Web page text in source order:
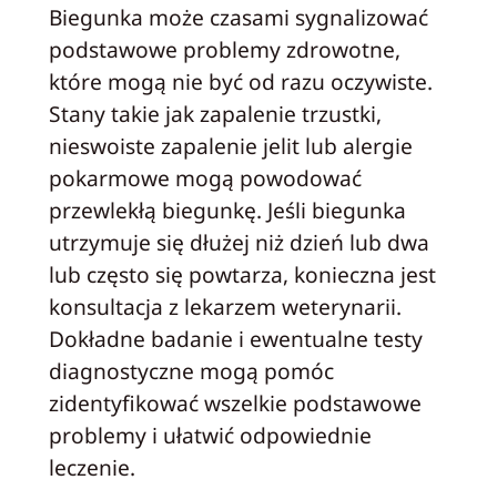
Biegunka może czasami sygnalizować
podstawowe problemy zdrowotne,
które mogą nie być od razu oczywiste.
Stany takie jak zapalenie trzustki,
nieswoiste zapalenie jelit lub alergie
pokarmowe mogą powodować
przewlekłą biegunkę. Jeśli biegunka
utrzymuje się dłużej niż dzień lub dwa
lub często się powtarza, konieczna jest
konsultacja z lekarzem weterynarii.
Dokładne badanie i ewentualne testy
diagnostyczne mogą pomóc
zidentyfikować wszelkie podstawowe
problemy i ułatwić odpowiednie
leczenie.